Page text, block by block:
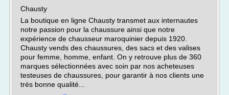
Chausty
La boutique en ligne Chausty transmet aux internautes
notre passion pour la chaussure ainsi que notre
expérience de chausseur maroquinier depuis 1920.
Chausty vends des chaussures, des sacs et des valises
pour femme, homme, enfant. On y retrouve plus de 360
marques sélectionnées avec soin par nos acheteuses
testeuses de chaussures, pour garantir à nos clients une
très bonne qualité...